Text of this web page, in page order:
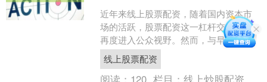
近年来线上股票配资，随着国内资本市
场的活跃，股票配资这一杠杆交易模式
再度进入公众视野。然而，与早年野蛮
生长、风险频发不同，当前市场环境下
的平台配资正经历一场深刻....
线上股票配资